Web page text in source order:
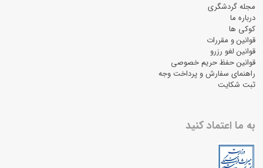
مجله گردشگری
درباره ما
کوکی ها
قوانین و مقررات
قوانین لغو رزرو
قوانین حفظ حریم خصوصی
راهنمای سفارش و پرداخت وجه
ثبت شکایت
به ما اعتماد کنید